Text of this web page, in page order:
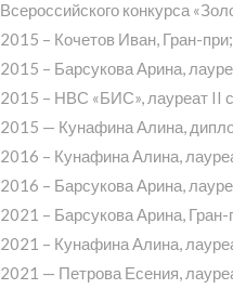
Всероссийского конкурса
2015 – Кочетов Иван, Гран-при;
2015 – Барсукова Арина,
2015 – НВС «БИС», лауреат II
2015 — Кунафина Алина,
2016 – Кунафина Алина,
2016 – Барсукова Арина,
2021 – Барсукова Арина, Гран-
2021 – Кунафина Алина,
2021 — Петрова Есения,